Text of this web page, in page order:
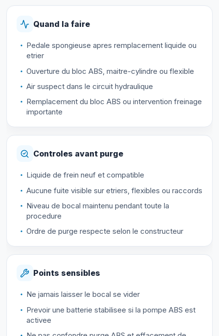
Quand la faire
Pedale spongieuse apres remplacement liquide ou
etrier
Ouverture du bloc ABS, maitre-cylindre ou flexible
Air suspect dans le circuit hydraulique
Remplacement du bloc ABS ou intervention freinage
importante
Controles avant purge
Liquide de frein neuf et compatible
Aucune fuite visible sur etriers, flexibles ou raccords
Niveau de bocal maintenu pendant toute la
procedure
Ordre de purge respecte selon le constructeur
Points sensibles
Ne jamais laisser le bocal se vider
Prevoir une batterie stabilisee si la pompe ABS est
activee